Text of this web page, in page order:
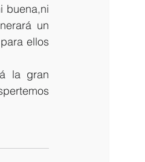
buena,ni
un
ellos
la gran